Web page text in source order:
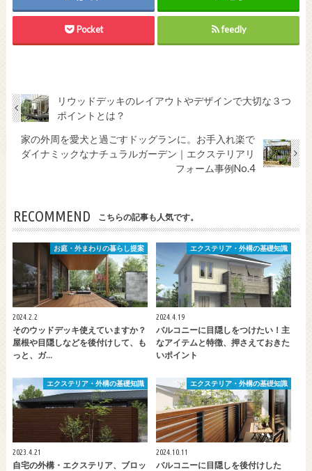
Pocket feedly
リウッドデッキのレイアウトやデザインで大切な３つ
ポイントとは？
家の外周を愛犬と過ごすドッグランに。お手入れ楽で
ダイナミックなナチュラルガーデン｜エクステリアリ
フォーム事例No.4
RECOMMEND こちらの記事も人気です。
お庭・外まわりの暮らし提案
2024.2.2
そのウッドデッキ使えていますか？
屋根や目隠しなどを後付けして、も
っと、ガ…
エクステリア・外構の基礎知識
2024.4.19
バルコニーに目隠しをつけたい！主
なアイテムと特徴、押さえておきた
いポイント
エクステリア・外構の基礎知識
2023.4.21
自宅の外構・エクステリア、ブロッ
エクステリア・外構の基礎知識
2024.10.11
バルコニーに目隠しを後付けした